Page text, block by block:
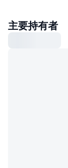
主要持有者